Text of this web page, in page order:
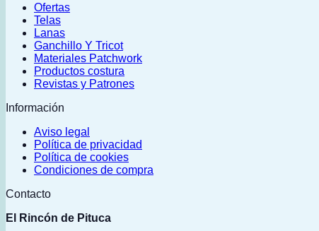
Ofertas
Telas
Lanas
Ganchillo Y Tricot
Materiales Patchwork
Productos costura
Revistas y Patrones
Información
Aviso legal
Política de privacidad
Política de cookies
Condiciones de compra
Contacto
El Rincón de Pituca